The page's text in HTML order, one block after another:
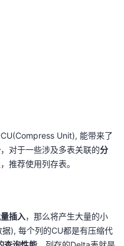
Unit), 能带来了
，对于一些涉及多表关联的分
推荐使用列存表。
插入，那么将产生大量的小
), 每个列的CU都是有压缩代